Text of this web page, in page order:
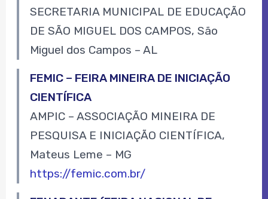
SECRETARIA MUNICIPAL DE EDUCAÇÃO
DE SÃO MIGUEL DOS CAMPOS, São
Miguel dos Campos – AL
FEMIC – FEIRA MINEIRA DE INICIAÇÃO
CIENTÍFICA
AMPIC – ASSOCIAÇÃO MINEIRA DE
PESQUISA E INICIAÇÃO CIENTÍFICA,
Mateus Leme – MG
https://femic.com.br/